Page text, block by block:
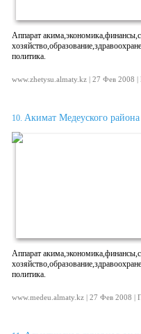
Аппарат
политика.
www.zhetysu.almaty.kz | 27 Фев 2008
10. Акимат Медеуского
Аппарат
политика.
www.medeu.almaty.kz | 27 Фев 2008 |